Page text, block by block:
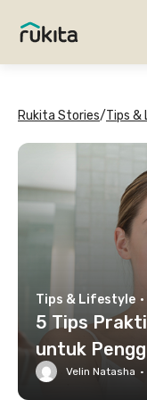
Rukita Stories/Tips &
Tips & Lifestyle ·
5 Tips
untuk
Velin Natasha ·